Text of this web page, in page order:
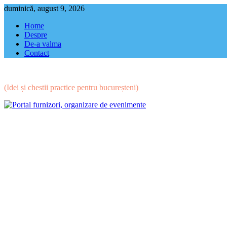
Skip
content
duminică, august 9, 2026
Home
Despre
De-a valma
Contact
(Idei și chestii practice pentru bucureșteni)